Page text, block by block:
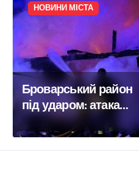
НОВИНИ МІСТА
Броварський район
під ударом: атака
забрала життя трьох
людей, серед них
дитина